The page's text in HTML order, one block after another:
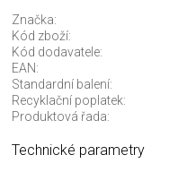
Značka:
Kód zboží:
Kód dodavatele:
EAN:
Standardní balení:
Recyklační poplatek:
Produktová řada:
Technické parametry